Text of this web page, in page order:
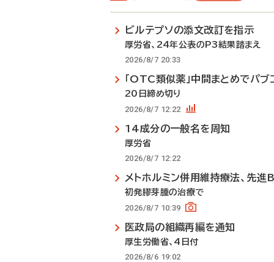
ビルテプソの添文改訂を指示
厚労省、24年公表のP3結果踏まえ
2026/8/7 20:33
「OTC類似薬」中間まとめでパブ
20日締め切り
2026/8/7 12:22
14成分の一般名を周知
厚労省
2026/8/7 12:22
メトホルミン併用維持療法、先進
初発膠芽腫の治療で
2026/8/7 10:39
医政局の組織再編を通知
厚生労働省、4日付
2026/8/6 19:02